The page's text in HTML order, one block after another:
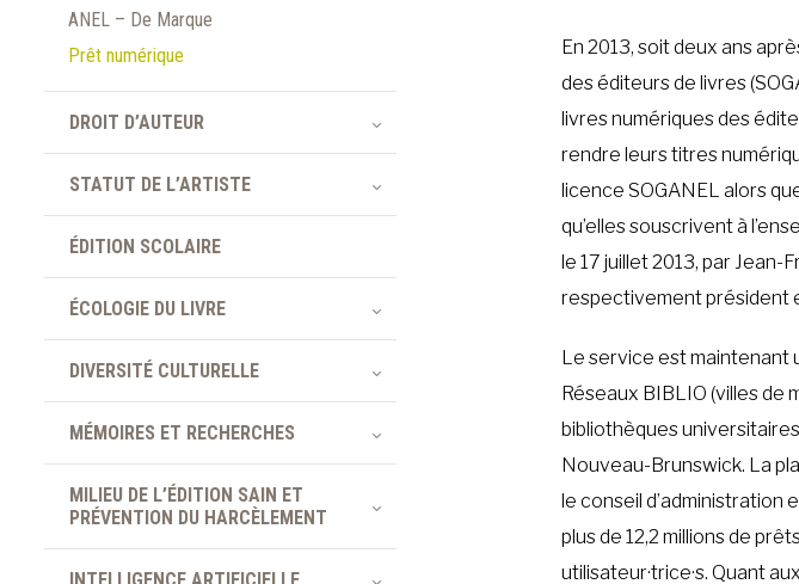
En 2013, soit deux ans
des éditeurs de livres
livres numériques des
rendre leurs titres
licence SOGANEL alors
qu’elles souscrivent à
le 17 juillet 2013, par Jean-
respectivement président
Le service est maintenant
Réseaux BIBLIO (villes de
bibliothèques
Nouveau-Brunswick. La
le conseil d’administration
plus de 12,2 millions de
utilisateur·trice·s. Quant
ANEL – De Marque
Prêt numérique
DROIT D’AUTEUR
STATUT DE L’ARTISTE
ÉDITION SCOLAIRE
ÉCOLOGIE DU LIVRE
DIVERSITÉ CULTURELLE
MÉMOIRES ET RECHERCHES
MILIEU DE L’ÉDITION SAIN ET
PRÉVENTION DU HARCÈLEMENT